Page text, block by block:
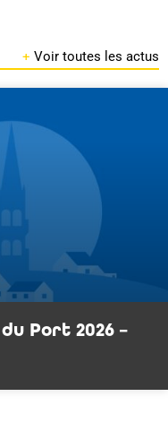
+ Voir toutes les actus
Port 2026 –